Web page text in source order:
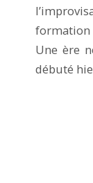
Une ère
débuté